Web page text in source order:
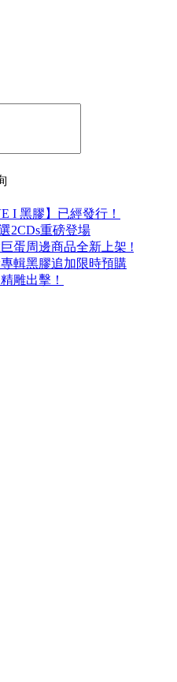
I 黑膠】已經發行！
2CDs重磅登場
蛋周邊商品全新上架 !
輯黑膠追加限時預購
雕出擊！